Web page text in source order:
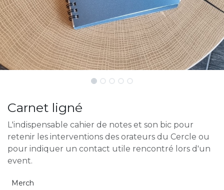
Carnet ligné
L'indispensable cahier de notes et son bic pour
retenir les interventions des orateurs du Cercle ou
pour indiquer un contact utile rencontré lors d'un
event.
Merch